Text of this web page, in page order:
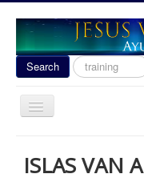
Search
Search
...
Toggle
Las señales del fin 2020
ISLAS VAN